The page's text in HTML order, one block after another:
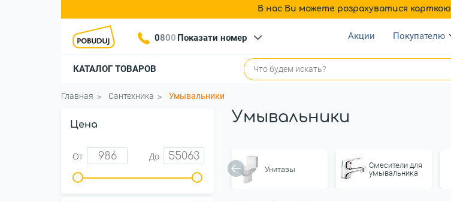
В нас Ви можете розрахуватися карткою
0800 Показати номер Акции Покупателю
КАТАЛОГ ТОВАРОВ
Главная Сантехника Умывальники
Цена
От До
Умывальники
Унитазы
Смесители для
умывальника